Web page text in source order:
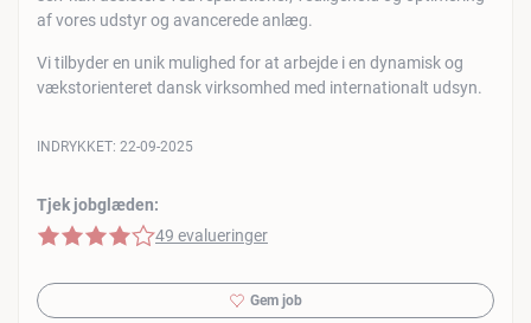
af vores udstyr og avancerede anlæg.
Vi tilbyder en unik mulighed for at arbejde i en dynamisk og
vækstorienteret dansk virksomhed med internationalt udsyn.
Tjek jobglæden:
4 af 5 stjerner
49 evalueringer
INDRYKKET: 22-09-2025
Gem job